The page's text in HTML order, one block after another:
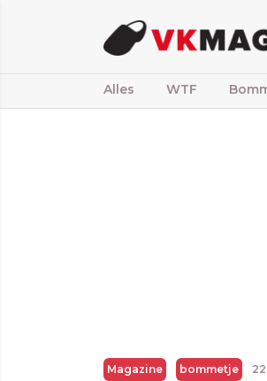
Alles WTF
Magazine bommetje